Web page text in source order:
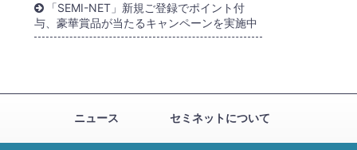
「SEMI-NET」新規ご登録でポイント付
与、豪華賞品が当たるキャンペーンを実施中
ニュース セミネットについて